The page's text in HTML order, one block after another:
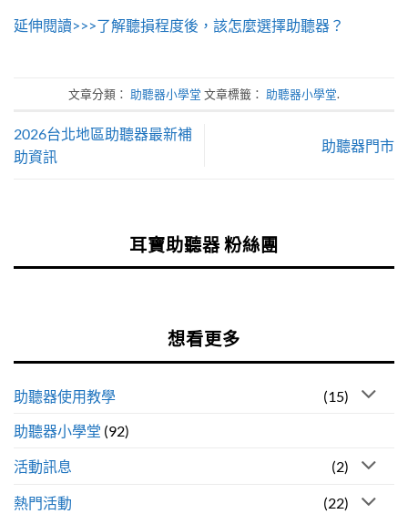
耳寶助聽器 粉絲團
想看更多
助聽器使用教學 (15)
助聽器小學堂 (92)
活動訊息 (2)
熱門活動 (22)
延伸閱讀>>>了解聽損程度後，該怎麼選擇助聽器？
文章分類： 助聽器小學堂 文章標籤： 助聽器小學堂.
2026台北地區助聽器最新補
助資訊
助聽器門市